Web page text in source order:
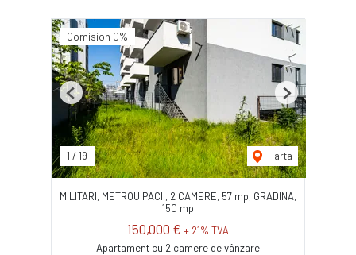
Comision 0%
1 / 19 Harta
Previous Next
MILITARI, METROU PACII, 2 CAMERE, 57 mp, GRADINA,
150 mp
150,000 € + 21% TVA
Apartament cu 2 camere de vânzare